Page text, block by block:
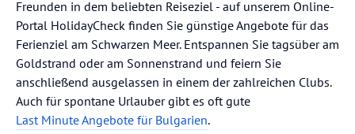
Freunden in dem beliebten Reiseziel - auf unserem Online-
Portal HolidayCheck finden Sie günstige Angebote für das
Ferienziel am Schwarzen Meer. Entspannen Sie tagsüber am
Goldstrand oder am Sonnenstrand und feiern Sie
anschließend ausgelassen in einem der zahlreichen Clubs.
Auch für spontane Urlauber gibt es oft gute
Last Minute Angebote für Bulgarien.